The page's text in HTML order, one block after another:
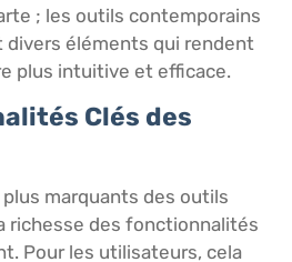
; les outils contemporains
éléments qui rendent
plus intuitive et efficace.
Clés des
plus marquants des outils
richesse des fonctionnalités
Pour les utilisateurs, cela